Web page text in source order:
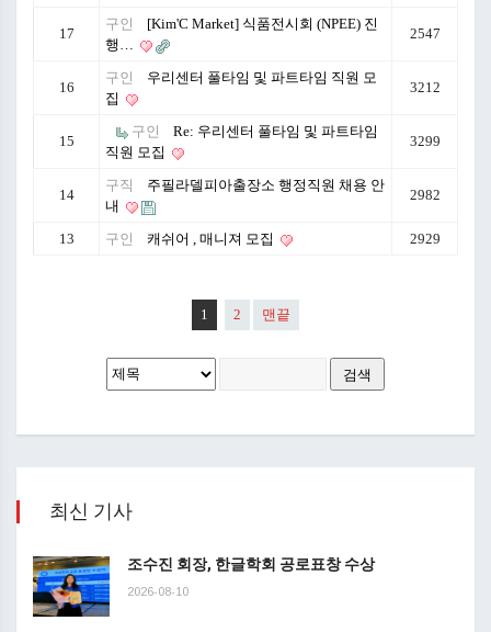
17
구인
[Kim'C Market] 식품전시회 (NPEE) 진
행…
2547
16
구인
우리센터 풀타임 및 파트타임 직원 모
집
3212
15
구인
Re: 우리센터 풀타임 및 파트타임
직원 모집
3299
14
구직
주필라델피아출장소 행정직원 채용 안
내
2982
13 구인 캐쉬어 , 매니져 모집 2929
1 2 맨끝
최신 기사
조수진 회장, 한글학회 공로표창 수상
2026-08-10